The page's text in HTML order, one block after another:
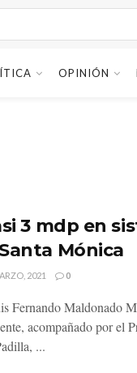
OPINIÓN
3 mdp en
Mónica
2021 0
Fernando Maldonado
acompañado por el
...